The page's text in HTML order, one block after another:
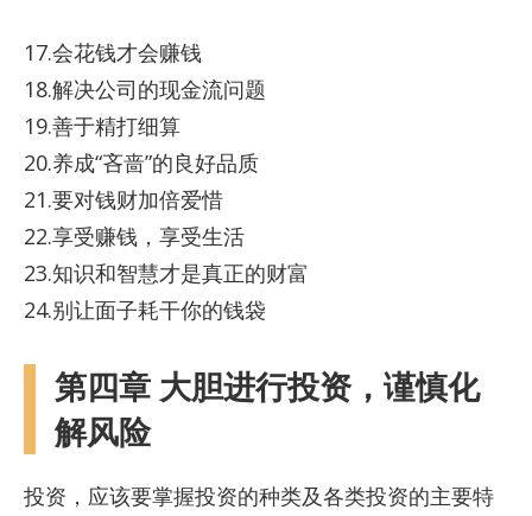
17.会花钱才会赚钱
18.解决公司的现金流问题
19.善于精打细算
20.养成“吝啬”的良好品质
21.要对钱财加倍爱惜
22.享受赚钱，享受生活
23.知识和智慧才是真正的财富
24.别让面子耗干你的钱袋
第四章 大胆进行投资，谨慎化
解风险
投资，应该要掌握投资的种类及各类投资的主要特